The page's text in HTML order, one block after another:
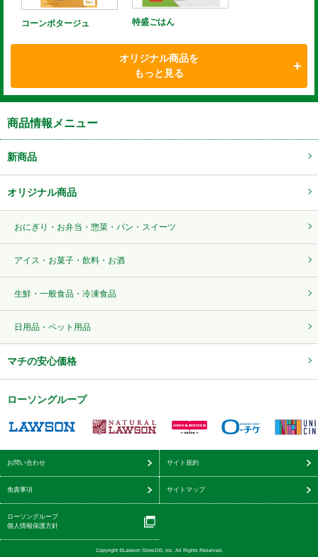
コーンポタージュ 特盛ごはん
オリジナル商品を
もっと見る
商品情報メニュー
新商品
オリジナル商品
おにぎり・お弁当・惣菜・パン・スイーツ
アイス・お菓子・飲料・お酒
生鮮・一般食品・冷凍食品
日用品・ペット用品
マチの安心価格
ローソングループ
お問い合わせ サイト規約
免責事項 サイトマップ
ローソングループ
個人情報保護方針
Copyright ©Lawson Store100, Inc. All Rights Reserved.